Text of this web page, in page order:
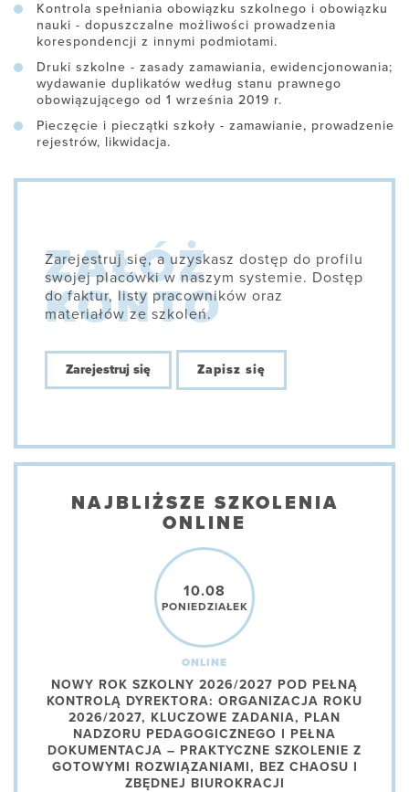
Kontrola spełniania obowiązku szkolnego i obowiązku
nauki - dopuszczalne możliwości prowadzenia
korespondencji z innymi podmiotami.
Druki szkolne - zasady zamawiania, ewidencjonowania;
wydawanie duplikatów według stanu prawnego
obowiązującego od 1 września 2019 r.
Pieczęcie i pieczątki szkoły - zamawianie, prowadzenie
rejestrów, likwidacja.
Zarejestruj się, a uzyskasz dostęp do profilu
swojej placówki w naszym systemie. Dostęp
do faktur, listy pracowników oraz
materiałów ze szkoleń.
Zarejestruj się Zapisz się
NAJBLIŻSZE SZKOLENIA
ONLINE
10.08
PONIEDZIAŁEK
ONLINE
NOWY ROK SZKOLNY 2026/2027 POD PEŁNĄ
KONTROLĄ DYREKTORA: ORGANIZACJA ROKU
2026/2027, KLUCZOWE ZADANIA, PLAN
NADZORU PEDAGOGICZNEGO I PEŁNA
DOKUMENTACJA – PRAKTYCZNE SZKOLENIE Z
GOTOWYMI ROZWIĄZANIAMI, BEZ CHAOSU I
ZBĘDNEJ BIUROKRACJI